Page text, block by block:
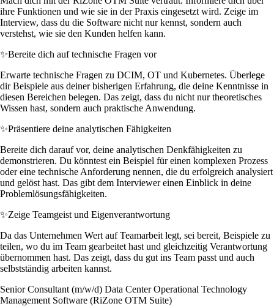
ihre Funktionen und wie sie in der Praxis eingesetzt wird. Zeige im
Interview, dass du die Software nicht nur kennst, sondern auch
verstehst, wie sie den Kunden helfen kann.
✨Bereite dich auf technische Fragen vor
Erwarte technische Fragen zu DCIM, OT und Kubernetes. Überlege
dir Beispiele aus deiner bisherigen Erfahrung, die deine Kenntnisse in
diesen Bereichen belegen. Das zeigt, dass du nicht nur theoretisches
Wissen hast, sondern auch praktische Anwendung.
✨Präsentiere deine analytischen Fähigkeiten
Bereite dich darauf vor, deine analytischen Denkfähigkeiten zu
demonstrieren. Du könntest ein Beispiel für einen komplexen Prozess
oder eine technische Anforderung nennen, die du erfolgreich analysiert
und gelöst hast. Das gibt dem Interviewer einen Einblick in deine
Problemlösungsfähigkeiten.
✨Zeige Teamgeist und Eigenverantwortung
Da das Unternehmen Wert auf Teamarbeit legt, sei bereit, Beispiele zu
teilen, wo du im Team gearbeitet hast und gleichzeitig Verantwortung
übernommen hast. Das zeigt, dass du gut ins Team passt und auch
selbstständig arbeiten kannst.
Senior Consultant (m/w/d) Data Center Operational Technology
Management Software (RiZone OTM Suite)